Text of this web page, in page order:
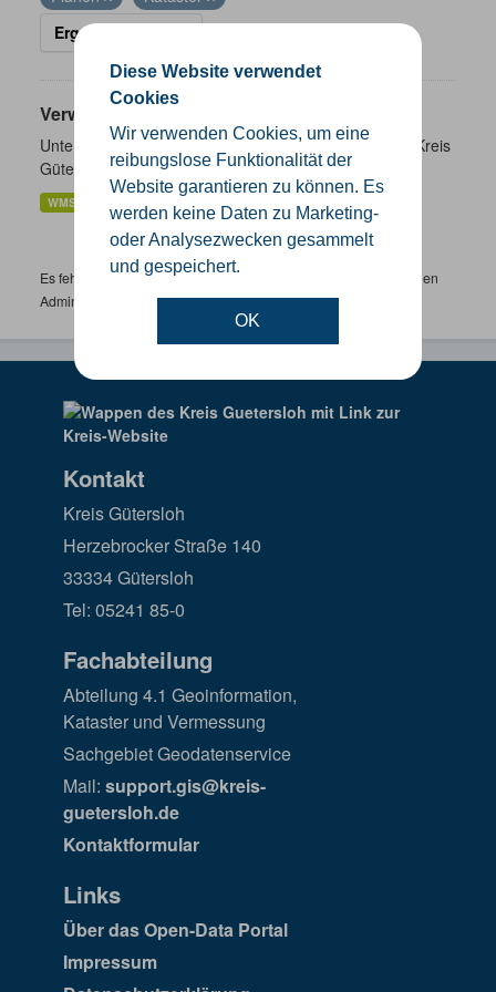
Diese Website verwendet
Cookies
Wir verwenden Cookies, um eine
reibungslose Funktionalität der
Website garantieren zu können. Es
werden keine Daten zu Marketing-
oder Analysezwecken gesammelt
und gespeichert.
OK
Ergebnisse filtern
Verwaltungsgrenzen
Unterschiedliche Ebenen der Verwaltungsgrenzen im Kreis
Gütersloh
WMS GeoJSON KML
Es fehlen spezifische Datensätze? Wenden Sie sich bitte an einen
Administrator unter:support.gis@kreis-guetersloh.de
Kontakt
Kreis Gütersloh
Herzebrocker Straße 140
33334 Gütersloh
Tel: 05241 85-0
Fachabteilung
Abteilung 4.1 Geoinformation,
Kataster und Vermessung
Sachgebiet Geodatenservice
Mail: support.gis@kreis-
guetersloh.de
Kontaktformular
Links
Über das Open-Data Portal
Impressum